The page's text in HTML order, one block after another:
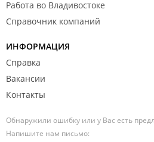
Работа во Владивостоке
Справочник компаний
ИНФОРМАЦИЯ
Справка
Вакансии
Контакты
Обнаружили ошибку или у Вас есть
Напишите нам письмо: